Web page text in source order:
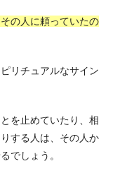
の人に頼っていたの
リチュアルなサイン
を止めていたり、相
する人は、その人か
でしょう。